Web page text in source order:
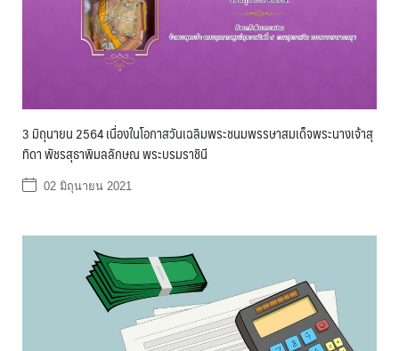
3 มิถุนายน 2564 เนื่องในโอกาสวันเฉลิมพระชนมพรรษาสมเด็จพระนางเจ้าสุ
ทิดา พัชรสุธาพิมลลักษณ พระบรมราชินี
02 มิถุนายน 2021